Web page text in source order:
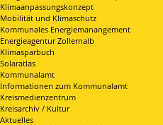
Klimaanpassungskonzept
Mobilität und Klimaschutz
Kommunales Energiemanangement
Energieagentur Zollernalb
Klimasparbuch
Solaratlas
Kommunalamt
Informationen zum Kommunalamt
Kreismedienzentrum
Kreisarchiv / Kultur
Aktuelles